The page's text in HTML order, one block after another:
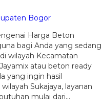
Bogor
Harga Beton
bagi Anda yang sedang
wilayah Kecamatan
atau beton ready
yang ingin hasil
Sukajaya, layanan
mulai dari…